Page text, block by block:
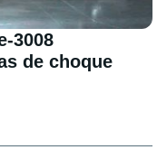
3008
de choque